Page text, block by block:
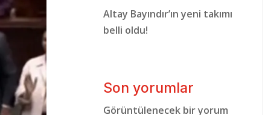
Altay Bayındır’ın yeni takımı
belli oldu!
Son yorumlar
Görüntülenecek bir yorum